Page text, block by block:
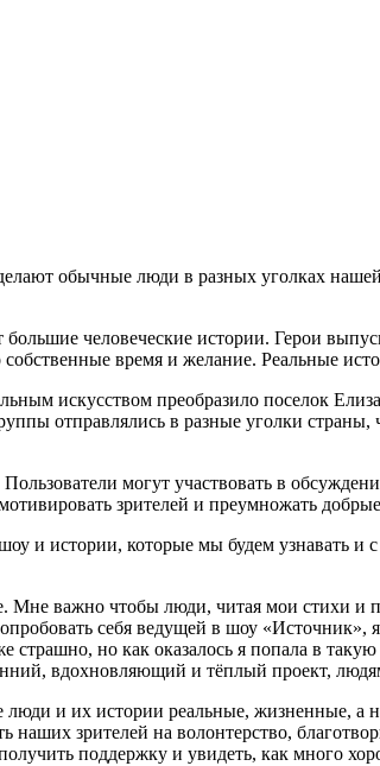
обычные люди в разных уголках
человеческие истории. Герои
время и желание. Реальные
искусством преобразило поселок
отправлялись в разные уголки страны,
могут участвовать в
зрителей и преумножать
и истории, которые мы будем узнавать и
Мне важно чтобы люди, читая мои стихи
себя ведущей в шоу «Источник»,
но как оказалось я попала в
вдохновляющий и тёплый проект,
и их истории реальные, жизненные, а
зрителей на волонтерство,
поддержку и увидеть, как много